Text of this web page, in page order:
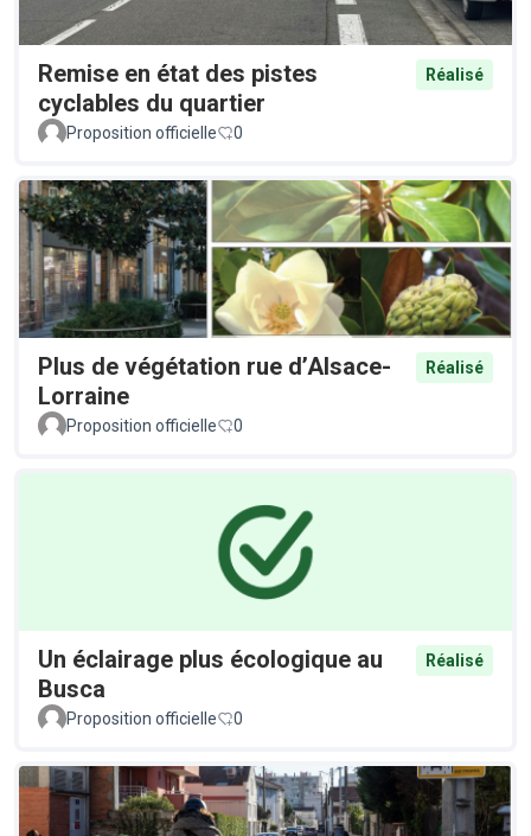
Remise en état des pistes
cyclables du quartier
Réalisé
Proposition officielle 0
Plus de végétation rue d’Alsace-
Lorraine
Réalisé
Proposition officielle 0
Un éclairage plus écologique au
Busca
Réalisé
Proposition officielle 0